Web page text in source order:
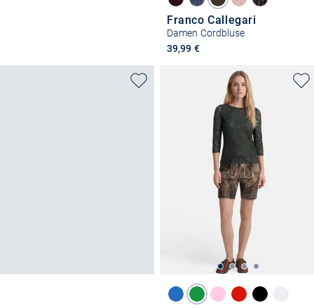
Franco Callegari
Damen Cordbluse
39,99 €